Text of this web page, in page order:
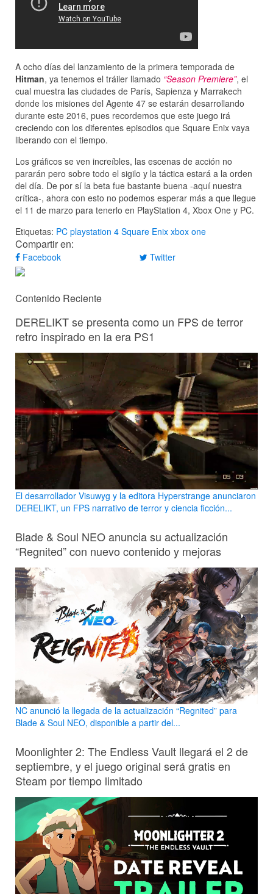
A ocho días del lanzamiento de la primera temporada de
Hitman, ya tenemos el tráiler llamado “Season Premiere”, el
cual muestra las ciudades de París, Sapienza y Marrakech
donde los misiones del Agente 47 se estarán desarrollando
durante este 2016, pues recordemos que este juego irá
creciendo con los diferentes episodios que Square Enix vaya
liberando con el tiempo.
Los gráficos se ven increíbles, las escenas de acción no
pararán pero sobre todo el sigilo y la táctica estará a la orden
del día. De por sí la beta fue bastante buena -aquí nuestra
crítica-, ahora con esto no podemos esperar más a que llegue
el 11 de marzo para tenerlo en PlayStation 4, Xbox One y PC.
Etiquetas: PC playstation 4 Square Enix xbox one
Compartir en:
Facebook Twitter
Contenido Reciente
DERELIKT se presenta como un FPS de terror
retro inspirado en la era PS1
El desarrollador Visuwyg y la editora Hyperstrange anunciaron
DERELIKT, un FPS narrativo de terror y ciencia ficción...
Blade & Soul NEO anuncia su actualización
“Regnited” con nuevo contenido y mejoras
NC anunció la llegada de la actualización “Regnited” para
Blade & Soul NEO, disponible a partir del...
Moonlighter 2: The Endless Vault llegará el 2 de
septiembre, y el juego original será gratis en
Steam por tiempo limitado